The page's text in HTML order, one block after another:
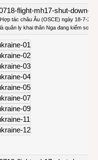
tác châu Âu (OSCE) ngày 18-7-
quân ly khai thân Nga đang kiểm soát